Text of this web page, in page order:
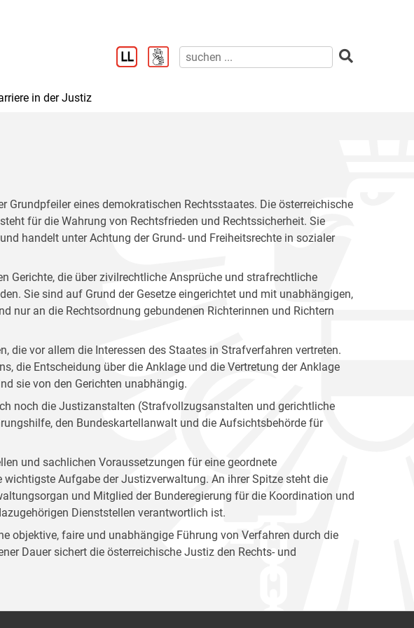
in der Justiz
Grundpfeiler eines demokratischen Rechtsstaates. Die österreichische
für die Wahrung von Rechtsfrieden und Rechtssicherheit. Sie
handelt unter Achtung der Grund- und Freiheitsrechte in sozialer
Gerichte, die über zivilrechtliche Ansprüche und strafrechtliche
Sie sind auf Grund der Gesetze eingerichtet und mit unabhängigen,
nur an die Rechtsordnung gebundenen Richterinnen und Richtern
die vor allem die Interessen des Staates in Strafverfahren vertreten.
die Entscheidung über die Anklage und die Vertretung der Anklage
sie von den Gerichten unabhängig.
noch die Justizanstalten (Strafvollzugsanstalten und gerichtliche
den Bundeskartellanwalt und die Aufsichtsbehörde für
und sachlichen Voraussetzungen für eine geordnete
Aufgabe der Justizverwaltung. An ihrer Spitze steht die
und Mitglied der Bunderegierung für die Koordination und
Dienststellen verantwortlich ist.
objektive, faire und unabhängige Führung von Verfahren durch die
Dauer sichert die österreichische Justiz den Rechts- und